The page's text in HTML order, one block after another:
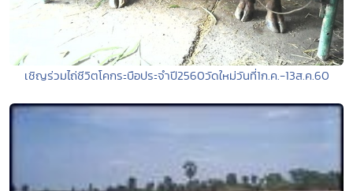
เชิญร่วมไถ่ชีวิตโคกระบือประจำปี2560วัดใหม่วันที่1ก.ค.-13ส.ค.60